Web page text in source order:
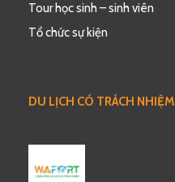
Tour học sinh – sinh viên
Tổ chức sự kiện
DU LỊCH CÓ TRÁCH NHIỆM